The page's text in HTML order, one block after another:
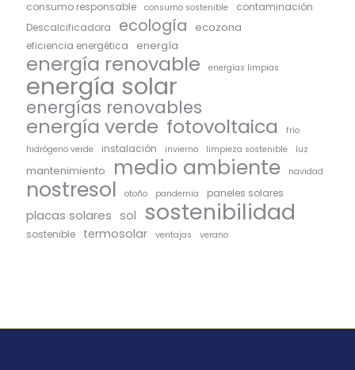
consumo responsable consumo sostenible
contaminación
Descalcificadora
ecología ecozona
eficiencia energética energía
energía renovable energías limpias
energía solar
energías renovables
energía verde fotovoltaica
frío
hidrógeno verde
instalación invierno limpieza sostenible luz
mantenimiento medio ambiente navidad
nostresol otoño pandemia paneles solares
placas solares sol sostenibilidad
sostenible termosolar ventajas verano